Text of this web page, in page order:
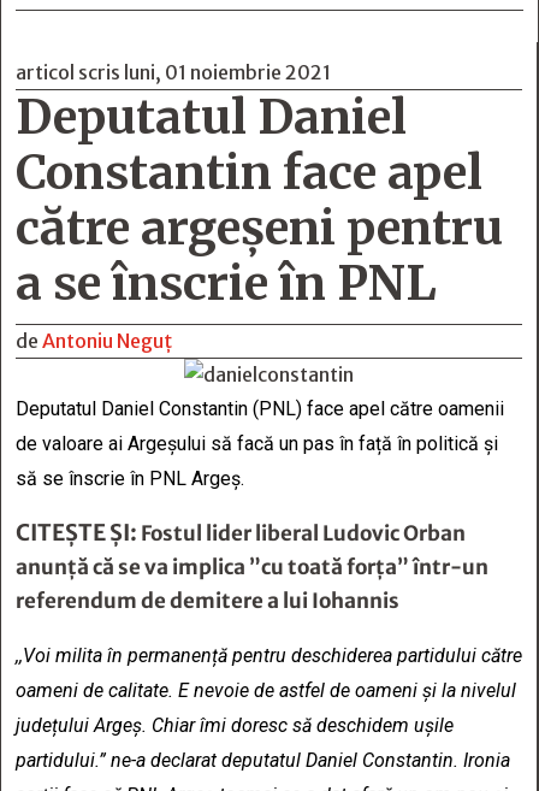
articol scris luni, 01 noiembrie 2021
Deputatul Daniel
Constantin face apel
către argeșeni pentru
a se înscrie în PNL
de Antoniu Neguț
Deputatul Daniel Constantin (PNL) face apel către oamenii
de valoare ai Argeșului să facă un pas în față în politică și
să se înscrie în PNL Argeș.
CITEȘTE ȘI: Fostul lider liberal Ludovic Orban
anunță că se va implica ”cu toată forţa” într-un
referendum de demitere a lui Iohannis
,,Voi milita în permanență pentru deschiderea partidului către
oameni de calitate. E nevoie de astfel de oameni și la nivelul
județului Argeș. Chiar îmi doresc să deschidem ușile
partidului.” ne-a declarat deputatul Daniel Constantin. Ironia